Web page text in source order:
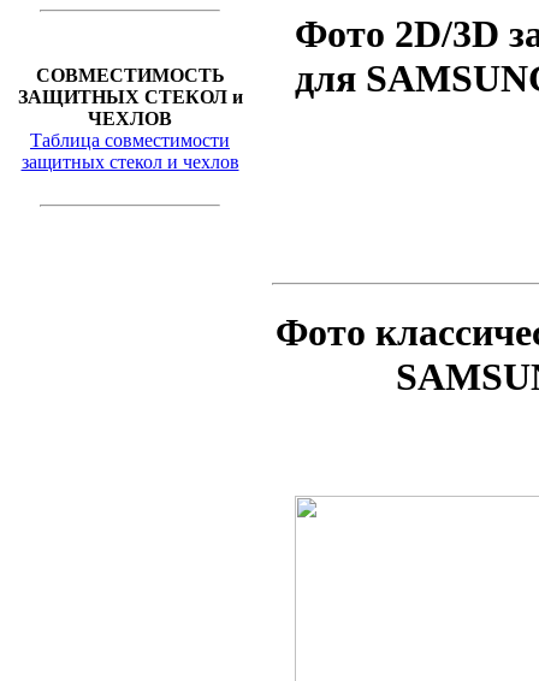
СОВМЕСТИМОСТЬ
ЗАЩИТНЫХ СТЕКОЛ и
ЧЕХЛОВ
Таблица совместимости
защитных стекол и чехлов
Фото 2D/3D
для
Фото